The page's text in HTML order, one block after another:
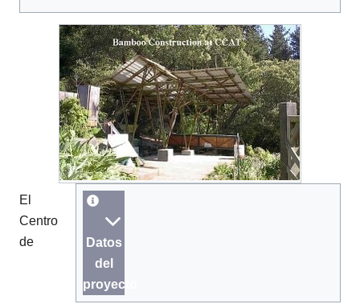
Datos
del
proyecto
El
Centro
de